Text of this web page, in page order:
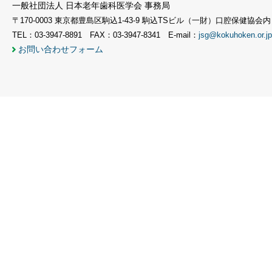
一般社団法人 日本老年歯科医学会 事務局
〒170-0003 東京都豊島区駒込1-43-9 駒込TSビル（一財）口腔保健協会内
TEL：03-3947-8891 FAX：03-3947-8341 E-mail： jsg@kokuhoken.or.jp
お問い合わせフォーム